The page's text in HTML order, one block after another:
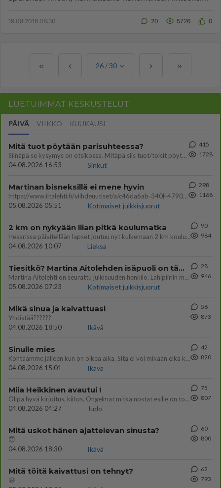
19.08.2016 06:30 20 5726 0
26 /30
LUETUIMMAT KESKUSTELUT
PÄIVÄ VIIKKO KUUKAUSI
Mitä tuot pöytään parisuhteessa?
Siinäpä se kysymys on otsikossa. Mitäpä siis tuot/toisit pöytään parisuhteessa? Oletko mies vai nainen? Koetko sen mitä
04.08.2026 16:53
Sinkut
415
1728
Martinan bisneksillä ei mene hyvin
https://www.iltalehti.fi/viihdeuutiset/a/c46da6ab-340f-4790-aaa7-0865eed2336 Yrityksen konkurssihakemus on tullut kärä
05.08.2026 05:51
Kotimaiset julkkisjuorut
298
1168
2 km on nykyään liian pitkä koulumatka
Hesarissa päivitellään lapset joutuu nyt kulkemaan 2 km kouluun jösses. Ruostefillarilla tuo matka menee vaikka miten äk
04.08.2026 10:07
Lieksa
90
984
Tiesitkö? Martina Aitolehden isäpuoli on tämä suosittu laulaja
Martina Aitolehti on seurattu julkisuuden henkilö. Lähipiiriin mahtuu muitakin tunnettuja henkilöitä. Tiesitkö, että Ma
05.08.2026 07:23
Kotimaiset julkkisjuorut
28
946
Mikä sinua ja kaivattuasi
Yhdistää??????
04.08.2026 18:50
Ikävä
56
873
Sinulle mies
Kohtaamme jälleen kun on oikea aika. Sitä ei voi mikään eikä kukaan estää <3 <3
04.08.2026 15:01
Ikävä
42
820
Miia Heikkinen avautui !
Olipa hyvä kirjoitus, kiitos. Ongelmat mitkä nostat esille on todellisia ja tämä ylimielisyys totta ja se näkyy kaikessa
04.08.2026 04:27
Judo
75
807
Mitä uskot hänen ajattelevan sinusta?
😇
04.08.2026 18:30
Ikävä
60
800
Mitä töitä kaivattusi on tehnyt?
😅
62
793